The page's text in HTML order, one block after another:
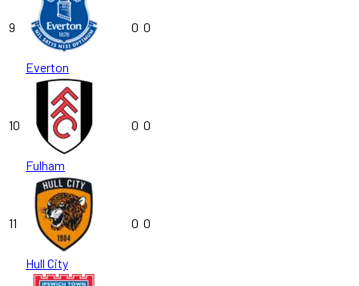
9
Everton
0 0
10
Fulham
0 0
11
Hull City
0 0